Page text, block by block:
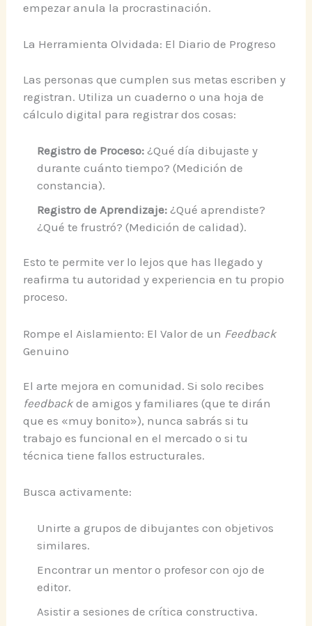
empezar anula la procrastinación.
La Herramienta Olvidada: El Diario de Progreso
Las personas que cumplen sus metas escriben y
registran. Utiliza un cuaderno o una hoja de
cálculo digital para registrar dos cosas:
Registro de Proceso: ¿Qué día dibujaste y
durante cuánto tiempo? (Medición de
constancia).
Registro de Aprendizaje: ¿Qué aprendiste?
¿Qué te frustró? (Medición de calidad).
Esto te permite ver lo lejos que has llegado y
reafirma tu autoridad y experiencia en tu propio
proceso.
Rompe el Aislamiento: El Valor de un Feedback
Genuino
El arte mejora en comunidad. Si solo recibes
feedback de amigos y familiares (que te dirán
que es «muy bonito»), nunca sabrás si tu
trabajo es funcional en el mercado o si tu
técnica tiene fallos estructurales.
Busca activamente:
Unirte a grupos de dibujantes con objetivos
similares.
Encontrar un mentor o profesor con ojo de
editor.
Asistir a sesiones de crítica constructiva.